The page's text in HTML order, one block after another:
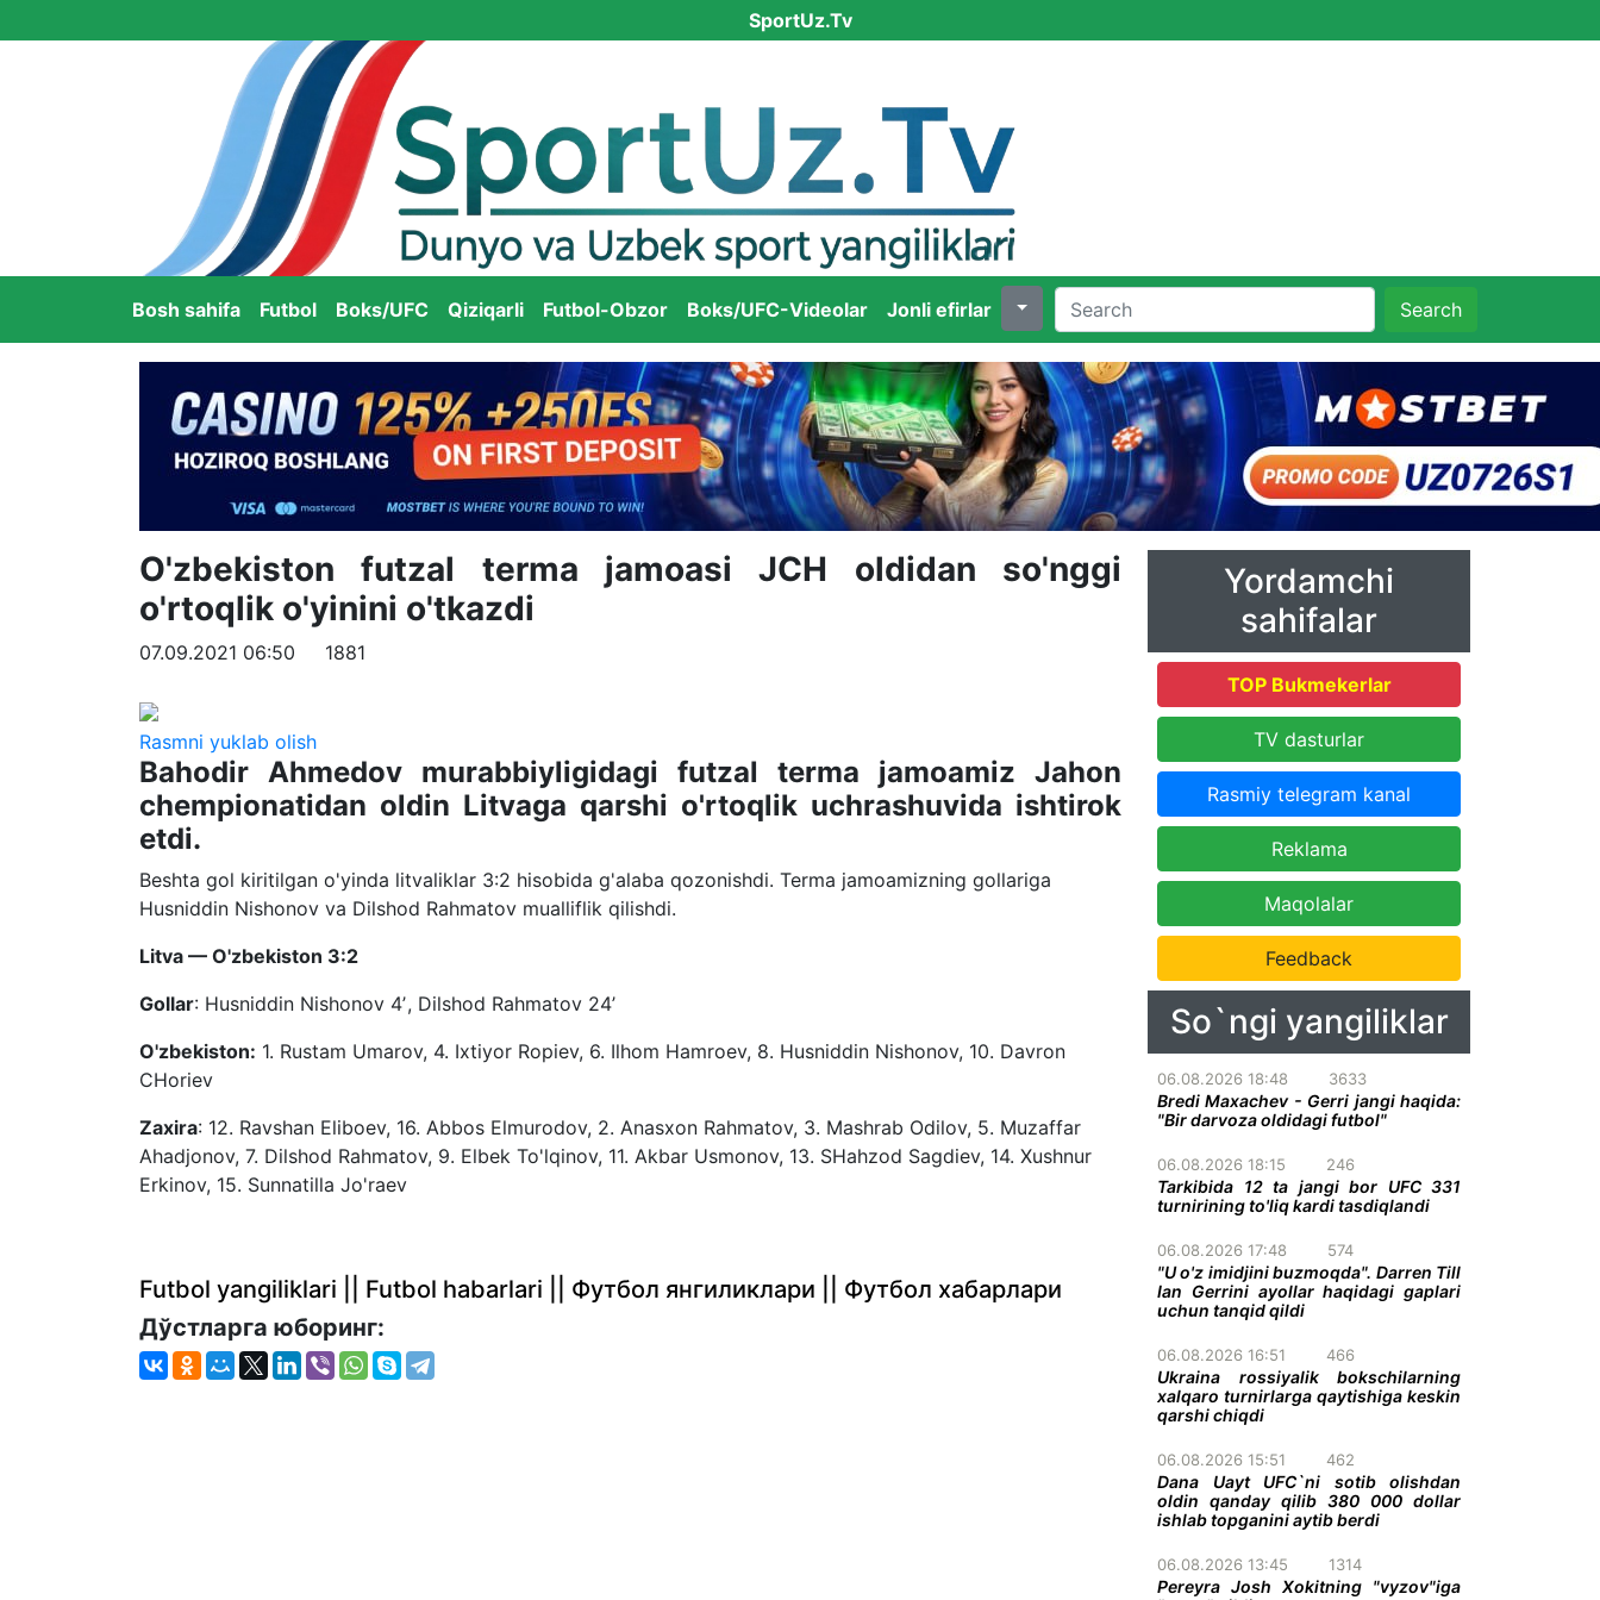
SportUz.Tv
Bosh sahifa Futbol Boks/UFC Qiziqarli Futbol-Obzor Boks/UFC-Videolar Jonli efirlar Search
O'zbekiston futzal terma jamoasi JCH oldidan so'nggi
o'rtoqlik o'yinini o'tkazdi
07.09.2021 06:50 1881
Rasmni yuklab olish
Bahodir Ahmedov murabbiyligidagi futzal terma jamoamiz Jahon
chempionatidan oldin Litvaga qarshi o'rtoqlik uchrashuvida ishtirok
etdi.
Beshta gol kiritilgan o'yinda litvaliklar 3:2 hisobida g'alaba qozonishdi. Terma jamoamizning gollariga
Husniddin Nishonov va Dilshod Rahmatov mualliflik qilishdi.
Litva — O'zbekiston 3:2
Gollar: Husniddin Nishonov 4ʼ, Dilshod Rahmatov 24ʼ
O'zbekiston: 1. Rustam Umarov, 4. Ixtiyor Ropiev, 6. Ilhom Hamroev, 8. Husniddin Nishonov, 10. Davron
CHoriev
Zaxira: 12. Ravshan Eliboev, 16. Abbos Elmurodov, 2. Anasxon Rahmatov, 3. Mashrab Odilov, 5. Muzaffar
Ahadjonov, 7. Dilshod Rahmatov, 9. Elbek To'lqinov, 11. Akbar Usmonov, 13. SHahzod Sagdiev, 14. Xushnur
Erkinov, 15. Sunnatilla Jo'raev
Futbol yangiliklari || Futbol habarlari || Футбол янгиликлари || Футбол хабарлари
Дўстларга юборинг:
Yordamchi
sahifalar
TOP Bukmekerlar
TV dasturlar
Rasmiy telegram kanal
Reklama
Maqolalar
Feedback
So`ngi yangiliklar
06.08.2026 18:48 3633
Bredi Maxachev - Gerri jangi haqida:
"Bir darvoza oldidagi futbol"
06.08.2026 18:15 246
Tarkibida 12 ta jangi bor UFC 331
turnirining to'liq kardi tasdiqlandi
06.08.2026 17:48 574
"U o'z imidjini buzmoqda". Darren Till
Ian Gerrini ayollar haqidagi gaplari
uchun tanqid qildi
06.08.2026 16:51 466
Ukraina rossiyalik bokschilarning
xalqaro turnirlarga qaytishiga keskin
qarshi chiqdi
06.08.2026 15:51 462
Dana Uayt UFC`ni sotib olishdan
oldin qanday qilib 380 000 dollar
ishlab topganini aytib berdi
06.08.2026 13:45 1314
Pereyra Josh Xokitning "vyzov"iga